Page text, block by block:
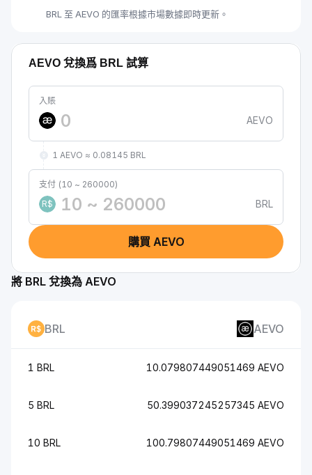
BRL 至 AEVO 的匯率根據市場數據即時更新。
AEVO 兌換爲 BRL 試算
入賬
AEVO
1 AEVO ≈ 0.08145 BRL
支付 (10 ~ 260000)
R$
BRL
購買 AEVO
將 BRL 兌換為 AEVO
BRL AEVO
1 BRL 10.079807449051469 AEVO
5 BRL 50.399037245257345 AEVO
10 BRL 100.79807449051469 AEVO